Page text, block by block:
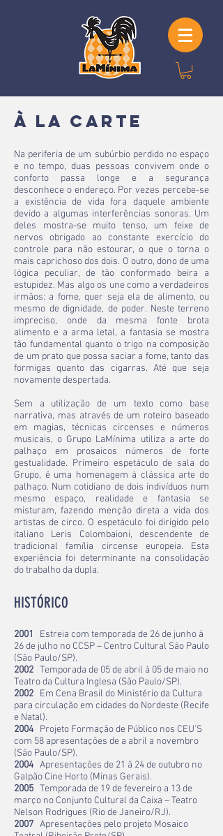
À La Carte
Na periferia de um subúrbio perdido no espaço
e no tempo, duas pessoas convivem onde o
conforto passa longe e a segurança
desconhece o endereço. Por vezes percebe-se
a existência de vida fora daquele ambiente
devido a algumas interferências sonoras. Um
deles mostra-se muito tenso, um feixe de
nervos obrigado ao constante exercício do
controle para não estourar, o que o torna o
mais caprichoso dos dois. O outro, dono de uma
lógica peculiar, de tão conformado beira a
estupidez. Mas algo os une como a verdadeiros
irmãos: a fome, quer seja ela de alimento, ou
mesmo de dignidade, de poder. Neste terreno
impreciso, onde da mesma fonte brota
alimento e a arma letal, a fantasia se mostra
tão fundamental quanto o trigo na composição
de um prato que possa saciar a fome, tanto das
formigas quanto das cigarras. Até que seja
novamente despertada.
Sem a utilização de um texto como base
narrativa, mas através de um roteiro baseado
em magias, técnicas circenses e números
musicais, o Grupo LaMínima utiliza a arte do
palhaço em prosaicos números de forte
gestualidade. Primeiro espetáculo de sala do
Grupo, é uma homenagem à clássica arte do
palhaço. Num cotidiano de dois indivíduos num
mesmo espaço, realidade e fantasia se
misturam, fazendo menção direta a vida dos
artistas de circo. O espetáculo foi dirigido pelo
italiano Leris Colombaioni, descendente de
tradicional família circense europeia. Esta
experiência foi determinante na consolidação
do trabalho da dupla.
HISTÓRICO
2001
Estreia com temporada de 26 de junho à
26 de julho no CCSP – Centro Cultural São Paulo
(São Paulo/SP).
2002 Temporada de 05 de abril à 05 de maio no
Teatro da Cultura Inglesa (São Paulo/SP).
2002 Em Cena Brasil do Ministério da Cultura
para circulação em cidades do Nordeste (Recife
e Natal).
2004Projeto Formação de Público nos CEU’S
com 58 apresentações de a abril a novembro
(São Paulo/SP).
2004Apresentações de 21 ã 24 de outubro no
Galpão Cine Horto (Minas Gerais).
2005 Temporada de 19 de fevereiro a 13 de
março no Conjunto Cultural da Caixa – Teatro
Nelson Rodrigues (Rio de Janeiro/RJ).
2007 Apresentações pelo projeto Mosaico